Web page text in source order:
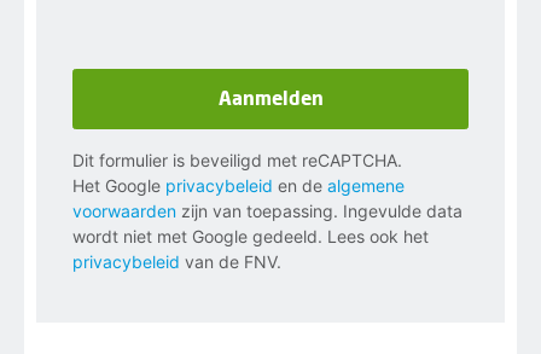
Dit formulier is beveiligd met reCAPTCHA.
Het Google privacybeleid en de algemene
voorwaarden zijn van toepassing. Ingevulde data
wordt niet met Google gedeeld. Lees ook het
privacybeleid van de FNV.
Aanmelden